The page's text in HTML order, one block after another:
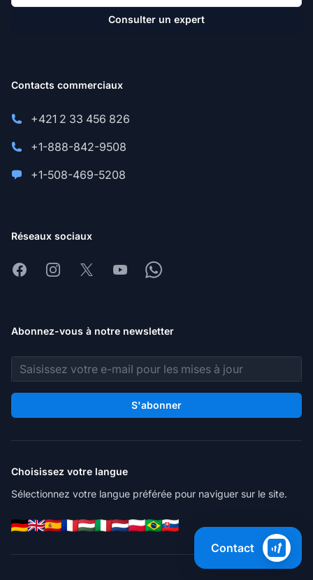
Consulter un expert
Contacts commerciaux
+421 2 33 456 826
+1-888-842-9508
+1-508-469-5208
Réseaux sociaux
FacebookInstagram
X YoutubeWhatsapp
Abonnez-vous à notre newsletter
Adresse e-mail
S'abonner
Choisissez votre langue
Sélectionnez votre langue préférée pour naviguer sur le site.
Contact